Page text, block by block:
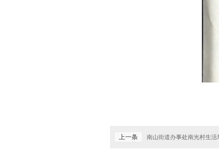
上一条 南山街道办事处南光村生活